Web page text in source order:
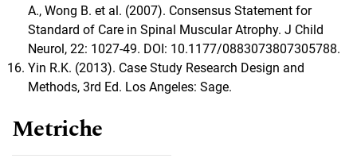
A., Wong B. et al. (2007). Consensus Statement for
Standard of Care in Spinal Muscular Atrophy. J Child
Neurol, 22: 1027-49. DOI: 10.1177/0883073807305788.
Yin R.K. (2013). Case Study Research Design and
Methods, 3rd Ed. Los Angeles: Sage.
Metriche